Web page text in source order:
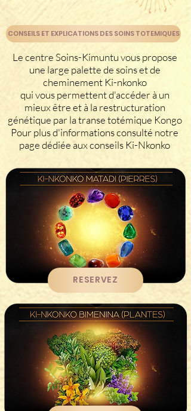
CONSEILS ET EXPLICATIONS DES SOINS TOTEMIQUES
Le centre Soins-Kimuntu vous propose
une large palette de soins et de
cheminement Ki-nkonko
qui vous permettent d'accéder à un
mieux être et à la restructuration
génétique par la transe totémique Kongo
Pour plus d'informations consulté notre
page dédiée aux conseils Ki-Nkonko
RESERVEZ